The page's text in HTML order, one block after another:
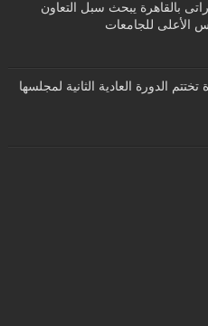
بالقاهرة يبحث سبل التعاون
الأعلى للجامعات
الدورة العادية الثانية لمجلسها